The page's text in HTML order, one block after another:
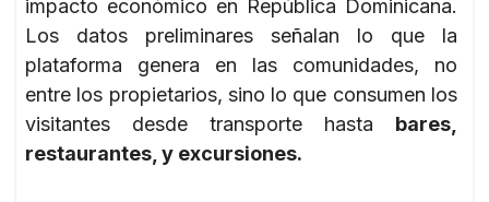
impacto económico en República Dominicana.
Los datos preliminares señalan lo que la
plataforma genera en las comunidades, no
entre los propietarios, sino lo que consumen los
visitantes desde transporte hasta bares,
restaurantes, y excursiones.